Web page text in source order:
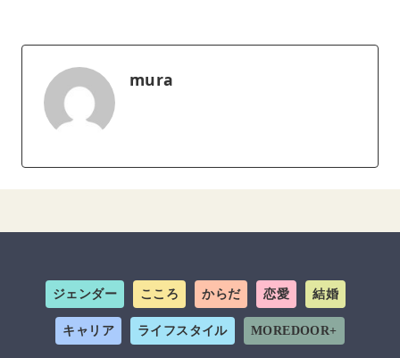
mura
ジェンダー こころ からだ 恋愛 結婚
キャリア ライフスタイル MOREDOOR+